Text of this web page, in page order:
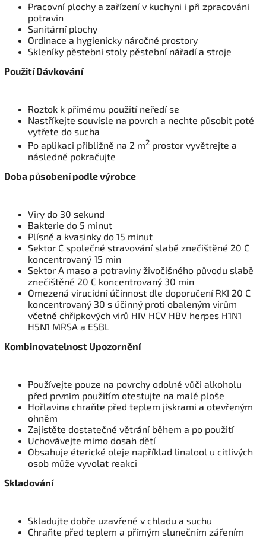
Pracovní plochy a zařízení v kuchyni i při zpracování
potravin
Sanitární plochy
Ordinace a hygienicky náročné prostory
Skleníky pěstební stoly pěstební nářadí a stroje
Použití Dávkování
Roztok k přímému použití neředí se
Nastříkejte souvisle na povrch a nechte působit poté
vytřete do sucha
Po aplikaci přibližně na 2 m2 prostor vyvětrejte a
následně pokračujte
Doba působení podle výrobce
Viry do 30 sekund
Bakterie do 5 minut
Plísně a kvasinky do 15 minut
Sektor C společné stravování slabě znečištěné 20 C
koncentrovaný 15 min
Sektor A maso a potraviny živočišného původu slabě
znečištěné 20 C koncentrovaný 30 min
Omezená virucidní účinnost dle doporučení RKI 20 C
koncentrovaný 30 s účinný proti obaleným virům
včetně chřipkových virů HIV HCV HBV herpes H1N1
H5N1 MRSA a ESBL
Kombinovatelnost Upozornění
Používejte pouze na povrchy odolné vůči alkoholu
před prvním použitím otestujte na malé ploše
Hořlavina chraňte před teplem jiskrami a otevřeným
ohněm
Zajistěte dostatečné větrání během a po použití
Uchovávejte mimo dosah dětí
Obsahuje éterické oleje například linalool u citlivých
osob může vyvolat reakci
Skladování
Skladujte dobře uzavřené v chladu a suchu
Chraňte před teplem a přímým slunečním zářením